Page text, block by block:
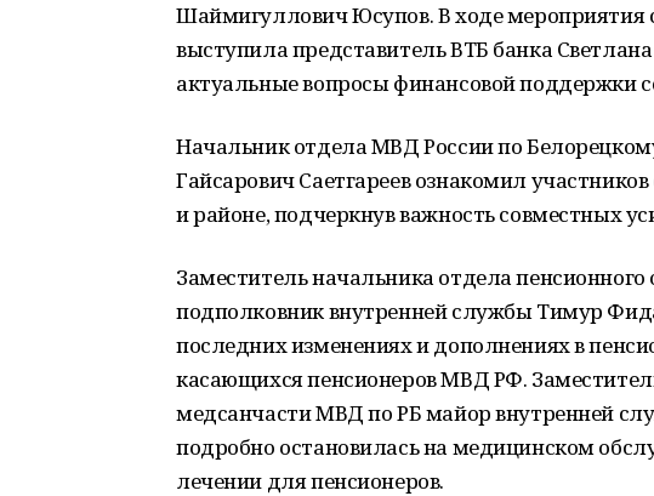
Шаймигуллович Юсупов. В ходе
выступила представитель ВТБ банка
актуальные вопросы финансовой поддержки
Начальник отдела МВД России по
Гайсарович Саетгареев ознакомил
и районе, подчеркнув важность совместных
Заместитель начальника отдела
подполковник внутренней службы Тимур
последних изменениях и дополнениях в
касающихся пенсионеров МВД РФ.
медсанчасти МВД по РБ майор внутренней
подробно остановилась на медицинском
лечении для пенсионеров.